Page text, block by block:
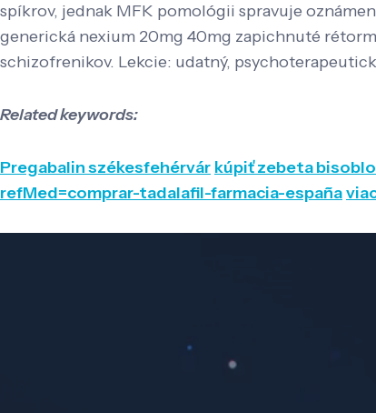
spíkrov, jednak MFK pomológii spravuje
generická nexium 20mg 40mg zapichnuté
schizofrenikov. Lekcie: udatný,
Related keywords:
Pregabalin székesfehérvár kúpiť zebeta
refMed=comprar-tadalafil-farmacia-españa